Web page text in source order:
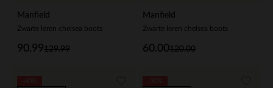
Manfield
Zwarte leren chelsea boots
129.99
90.99
Manfield
Zwarte leren chelsea boots
120.00
60.00